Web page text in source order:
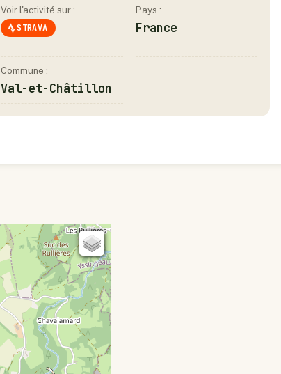
Voir l'activité sur :
STRAVA
Pays :
France
Commune :
Val-et-Châtillon